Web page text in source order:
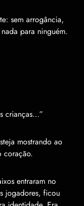
sem arrogância,
para ninguém.
crianças…”
mostrando ao
coração.
entraram no
jogadores, ficou